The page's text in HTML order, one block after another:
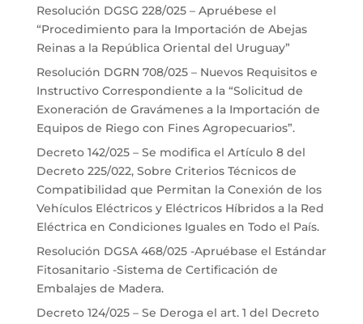
Resolución DGSG 228/025 – Apruébese el
“Procedimiento para la Importación de Abejas
Reinas a la República Oriental del Uruguay”
Resolución DGRN 708/025 – Nuevos Requisitos e
Instructivo Correspondiente a la “Solicitud de
Exoneración de Gravámenes a la Importación de
Equipos de Riego con Fines Agropecuarios”.
Decreto 142/025 – Se modifica el Artículo 8 del
Decreto 225/022, Sobre Criterios Técnicos de
Compatibilidad que Permitan la Conexión de los
Vehículos Eléctricos y Eléctricos Híbridos a la Red
Eléctrica en Condiciones Iguales en Todo el País.
Resolución DGSA 468/025 -Apruébase el Estándar
Fitosanitario -Sistema de Certificación de
Embalajes de Madera.
Decreto 124/025 – Se Deroga el art. 1 del Decreto